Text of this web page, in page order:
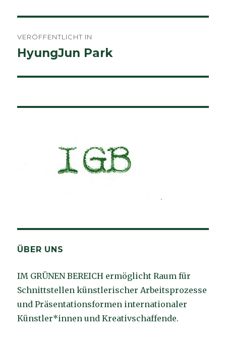
VERÖFFENTLICHT IN
HyungJun Park
ÜBER UNS
IM GRÜNEN BEREICH ermöglicht Raum für
Schnittstellen künstlerischer Arbeitsprozesse
und Präsentationsformen internationaler
Künstler*innen und Kreativschaffende.